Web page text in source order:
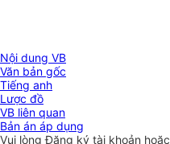
Nội dung VB
Văn bản gốc
Tiếng anh
Lược đồ
VB liên quan
Bản án áp dụng
Vui lòngĐăng ký tài khoản hoặc